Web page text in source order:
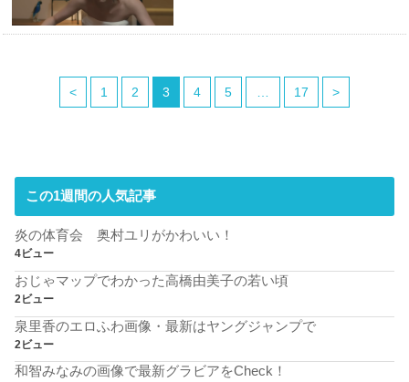
< 1 2 3 4 5 17 >
この1週間の人気記事
炎の体育会 奥村ユリがかわいい！
4ビュー
おじゃマップでわかった高橋由美子の若い頃
2ビュー
泉里香のエロふわ画像・最新はヤングジャンプで
2ビュー
和智みなみの画像で最新グラビアをCheck！